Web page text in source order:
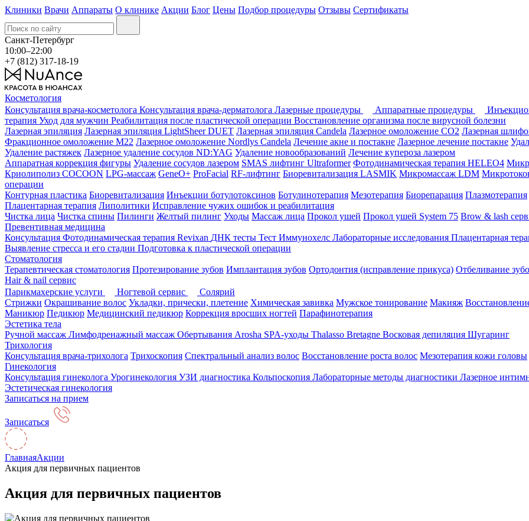
Клиники Врачи Аппараты О клинике Акции Блог Цены Подбор процедуры Отзывы Сертификаты
Санкт-Петербург
10:00–22:00
+7 (812) 317-18-19
Косметология
Консультация врача-косметолога Консультация врача-дерматолога Лазерные процедуры Аппаратные процедуры
терапия Уход для мужчин Реабилитация после пластической операции Восстановление организма после вирусной болезни
Лазерная эпиляция Лазерная эпиляция LightSheer DUET Лазерная эпиляция Candela Лазерное омоложение СО2 Лазерная
Фракционное омоложение M22 Лазерное омоложение Nordlys Candela Лечение акне и постакне Лазерное лечение постакне
Удаление растяжек Лазерное удаление сосудов ND:YAG Удаление новообразований Лечение купероза лазером
Аппаратная коррекция фигуры Удаление сосудов лазером SMAS лифтинг Ultraformer Фотодинамическая терапия HELEO4
Криолиполиз COCOON LPG-массаж GeneO+ ProFacial RF-лифтинг Биоревитализация LASMIK Микромассаж LDM
операции
Контурная пластика Биоревитализация Инъекции ботулотоксинов Ботулинотерапия Мезотерапия Биорепарация Плазмотерапия
Плацентарная терапия Липолитики Исправление чужих ошибок и реабилитация
Чистка лица Чистка спины Пилинги Желтый пилинг Уходы Массаж лица Прокол ушей Прокол ушей System 75 Brow & lash
Превентивная медицина
Консультация Фотодинамическая терапия Revixan ДНК тесты Тест Иммунохелс Лабораторные исследования Плацентарная
Выявление стресса и его стадии Подготовка к пластической операции
Стоматология
Терапевтическая стоматология Протезирование зубов Имплантация зубов Ортодонтия (исправление прикуса) Отбеливание
Hair & nail сервис
Парикмахерские услуги
Ногтевой сервис
Солярий
Стрижки Окрашивание волос Укладки, прически, плетение Химическая завивка Мужское тонирование Макияж
Маникюр Педикюр Медицинский педикюр Коррекция вросших ногтей Парафинотерапия
Эстетика тела
Ручной массаж Лимфодренажный массаж Обертывания Arosha SPA-уходы Thalasso Bretagne Восковая депиляция Шугаринг
Трихология
Консультация врача-трихолога Трихоскопия Спектральный анализ волос Восстановление роста волос Мезотерапия кожи головы
Гинекология
Консультация гинеколога Урогинекология УЗИ диагностика Кольпоскопия Лабораторные методы диагностики Лазерное
Эстетическая гинекология
Записаться на прием
Записаться
ГлавнаяАкции
Акция для первичных пациентов
Акция для первичных пациентов